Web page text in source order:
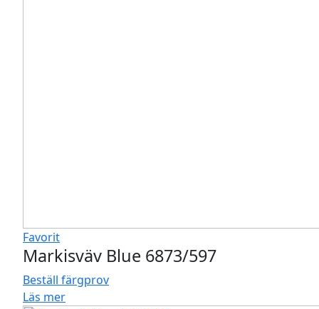
Favorit
Markisväv Blue 6873/597
Beställ färgprov
Läs mer